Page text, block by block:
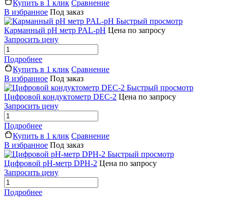
Купить в 1 клик Сравнение
В избранное Под заказ
Быстрый просмотр
Карманный pH метр PAL-pH Цена по запросу
Запросить цену
Подробнее
Купить в 1 клик Сравнение
В избранное Под заказ
Быстрый просмотр
Цифровой кондуктометр DEC-2 Цена по запросу
Запросить цену
Подробнее
Купить в 1 клик Сравнение
В избранное Под заказ
Быстрый просмотр
Цифровой рН-метр DPH-2 Цена по запросу
Запросить цену
Подробнее